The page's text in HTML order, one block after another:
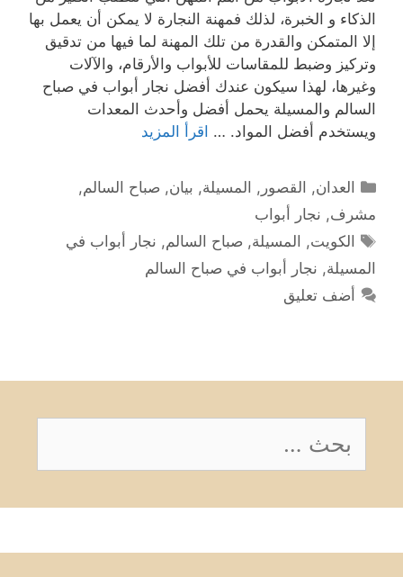
الذكاء و الخبرة، لذلك فمهنة النجارة لا يمكن أن يعمل بها
إلا المتمكن والقدرة من تلك المهنة لما فيها من تدقيق
وتركيز وضبط للمقاسات للأبواب والأرقام، والآلات
وغيرها، لهذا سيكون عندك أفضل نجار أبواب في صباح
السالم والمسيلة يحمل أفضل وأحدث المعدات
ويستخدم أفضل المواد. … اقرأ المزيد
التصنيفات
العدان, القصور , المسيلة, بيان, صباح السالم,
مشرف, نجار أبواب
الوسوم
الكويت, المسيلة, صباح السالم, نجار أبواب في
المسيلة, نجار أبواب في صباح السالم
أضف تعليق
عن: